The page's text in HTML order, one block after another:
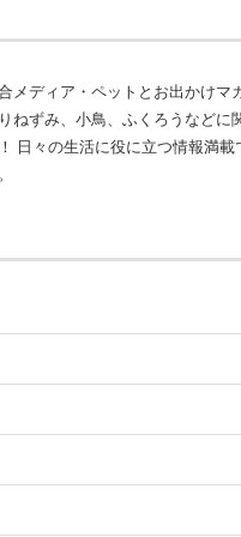
メディア・ペットとお出かけマ
ねずみ、小鳥、ふくろうなどに
日々の生活に役に立つ情報満載